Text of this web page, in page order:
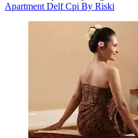
Apartment Delf Cpi By Riski